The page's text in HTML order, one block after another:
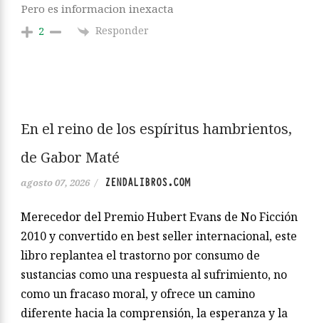
Pero es informacion inexacta
2 Responder
En el reino de los espíritus hambrientos,
de Gabor Maté
agosto 07, 2026 / ZENDALIBROS.COM
Merecedor del Premio Hubert Evans de No Ficción
2010 y convertido en best seller internacional, este
libro replantea el trastorno por consumo de
sustancias como una respuesta al sufrimiento, no
como un fracaso moral, y ofrece un camino
diferente hacia la comprensión, la esperanza y la